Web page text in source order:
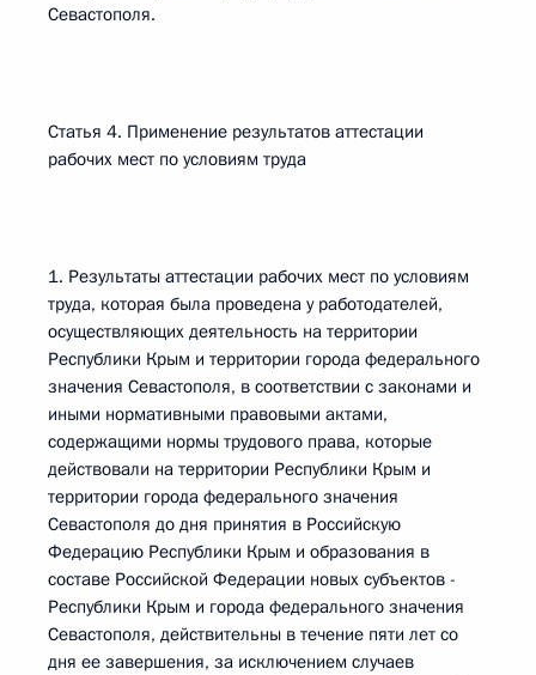
Севастополя.
Статья 4. Применение результатов аттестации
рабочих мест по условиям труда
1. Результаты аттестации рабочих мест по условиям
труда, которая была проведена у работодателей,
осуществляющих деятельность на территории
Республики Крым и территории города федерального
значения Севастополя, в соответствии с законами и
иными нормативными правовыми актами,
содержащими нормы трудового права, которые
действовали на территории Республики Крым и
территории города федерального значения
Севастополя до дня принятия в Российскую
Федерацию Республики Крым и образования в
составе Российской Федерации новых субъектов -
Республики Крым и города федерального значения
Севастополя, действительны в течение пяти лет со
дня ее завершения, за исключением случаев